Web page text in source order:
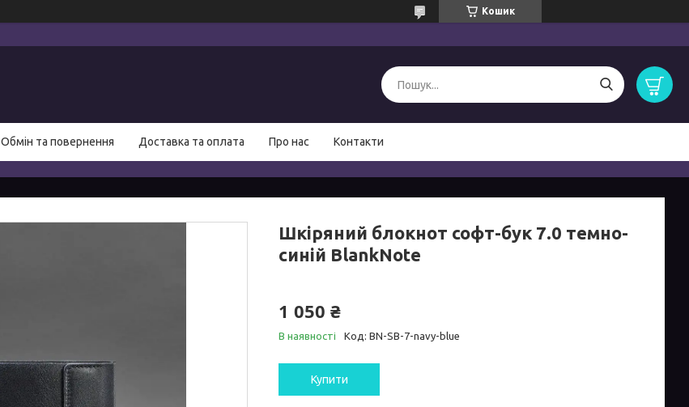
Кошик
Обмін та повернення Доставка та оплата Про нас Контакти
Шкіряний блокнот софт-бук 7.0 темно-
синій BlankNote
1 050 ₴
В наявності Код: BN-SB-7-navy-blue
Купити